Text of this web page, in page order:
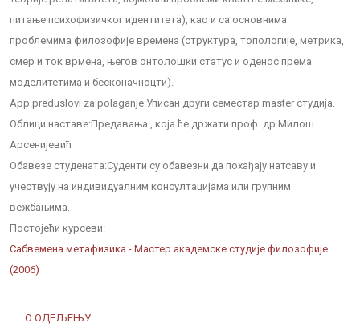
О ОДЕЉЕЊУ
питање психофизичког идентитета), као и са основнима
проблемима филозофије времена (структура, топологије, метрика,
смер и ток врмена, његов онтолошки статус и оденос према
моделитетима и бесконачноцти).
App.preduslovi za polaganje:Уписан други семестар master студија.
Облици наставе:Предавања , која ће држати проф. др Милош
Арсенијевић
Обавезе студената:Суденти су обавезни да похађају натсаву и
учествују на индивидуалним консултацијама или групним
вежбањима.
Постојећи курсеви:
Сабвемена метафизика - Мастер академске студије филозофије
(2006)